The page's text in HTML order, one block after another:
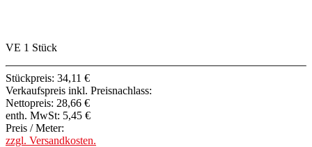
VE 1 Stück
Stückpreis: 34,11 €
Verkaufspreis inkl. Preisnachlass:
Nettopreis: 28,66 €
enth. MwSt: 5,45 €
Preis / Meter:
zzgl. Versandkosten.